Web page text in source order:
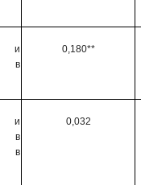
и
в
0,180**
и
в
в
0,032